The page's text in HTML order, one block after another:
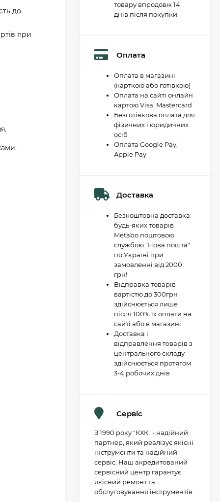
до
при
товару впродовж 14
днів після покупки
Оплата
Оплата в магазині
(карткою або готівкою)
Оплата на сайті онлайн
картою Visa, Mastercard
Безготівкова оплата для
фізичних і юридичних
осіб
Оплата Google Pay,
Apple Pay
Доставка
Безкоштовна доставка
будь-яких товарів
Metabo поштовою
службою "Нова пошта"
по Україні при
замовленні від 2000
грн!
Відправка товарів
вартістю до 300грн
здійснюється лише
після 100% їх оплати на
сайті або в магазині
Доставка і
відправлення товарів з
центрального складу
здійснюється протягом
3-4 робочих днів
Сервіс
З 1990 року "КХК" - надійний
партнер, який реалізує якісні
інструменти та надійний
сервіс. Наш акредитований
сервісний центр гарантує
якісний ремонт та
обслуговування інструментів.